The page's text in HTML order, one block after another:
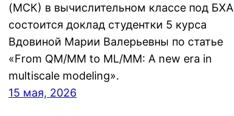
(МСК) в вычислительном классе под БХА
состоится доклад студентки 5 курса
Вдовиной Марии Валерьевны по статье
«From QM/MM to ML/MM: A new era in
multiscale modeling».
15 мая, 2026